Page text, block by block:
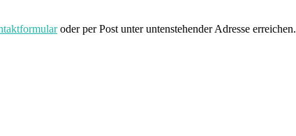
oder per Post unter untenstehender Adresse erreichen.